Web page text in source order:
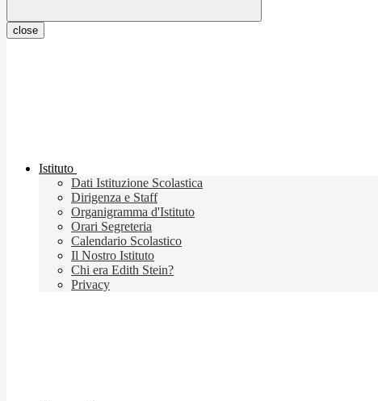
close
Istituto
Dati Istituzione Scolastica
Dirigenza e Staff
Organigramma d'Istituto
Orari Segreteria
Calendario Scolastico
Il Nostro Istituto
Chi era Edith Stein?
Privacy